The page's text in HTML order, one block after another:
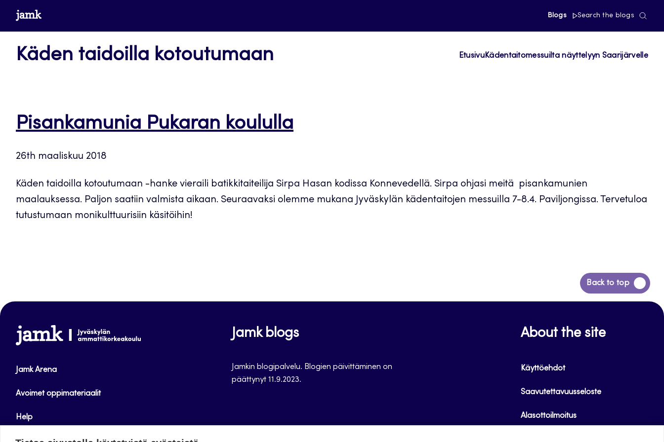
Siirrywww.jamk.fi Blogs Search the blogs
Käden taidoilla kotoutumaan EtusivuKädentaitomessuilta näyttelyyn Saarijärvelle
Pisankamunia Pukaran koululla
26th maaliskuu 2018
Käden taidoilla kotoutumaan -hanke vieraili batikkitaiteilija Sirpa Hasan kodissa Konnevedellä. Sirpa ohjasi meitä pisankamunien
maalauksessa. Paljon saatiin valmista aikaan. Seuraavaksi olemme mukana Jyväskylän kädentaitojen messuilla 7-8.4. Paviljongissa. Tervetuloa
tutustumaan monikulttuurisiin käsitöihin!
Back to top
Siirry
takaisin
www.jamk.fi
Jamk Arena
Avoimet oppimateriaalit
Help
Jamk blogs
Jamkin blogipalvelu. Blogien päivittäminen on
päättynyt 11.9.2023.
About the site
Käyttöehdot
Saavutettavuusseloste
Alasottoilmoitus